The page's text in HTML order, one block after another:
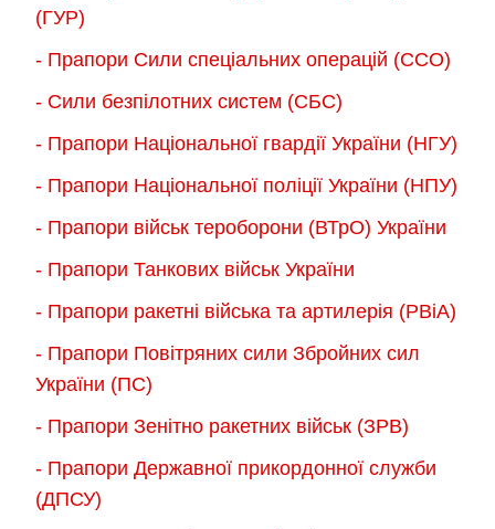
(ГУР)
- Прапори Сили спеціальних операцій (ССО)
- Сили безпілотних систем (СБС)
- Прапори Національної гвардії України (НГУ)
- Прапори Національної поліції України (НПУ)
- Прапори військ тероборони (ВТрО) України
- Прапори Танкових військ України
- Прапори ракетні війська та артилерія (РВіА)
- Прапори Повітряних сили Збройних сил
України (ПС)
- Прапори Зенітно ракетних військ (ЗРВ)
- Прапори Державної прикордонної служби
(ДПСУ)